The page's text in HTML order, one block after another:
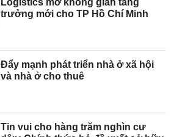
Logistics mở không gian tăng
trưởng mới cho TP Hồ Chí Minh
Đẩy mạnh phát triển nhà ở xã hội
và nhà ở cho thuê
Tin vui cho hàng trăm nghìn cư